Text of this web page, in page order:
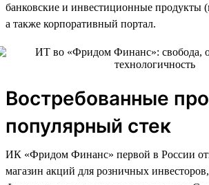
банковские и инвестиционные продукты
а также корпоративный портал.
Востребованные
популярный стек
ИК «Фридом Финанс» первой в России
магазин акций для розничных